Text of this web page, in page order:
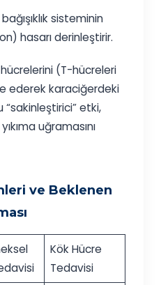
sisteminin
hasarı derinleştirir.
hücrelerini (T-hücreleri
ederek karaciğerdeki
“sakinleştirici” etki,
uğramasını
ve Beklenen
Kök Hücre
Tedavisi